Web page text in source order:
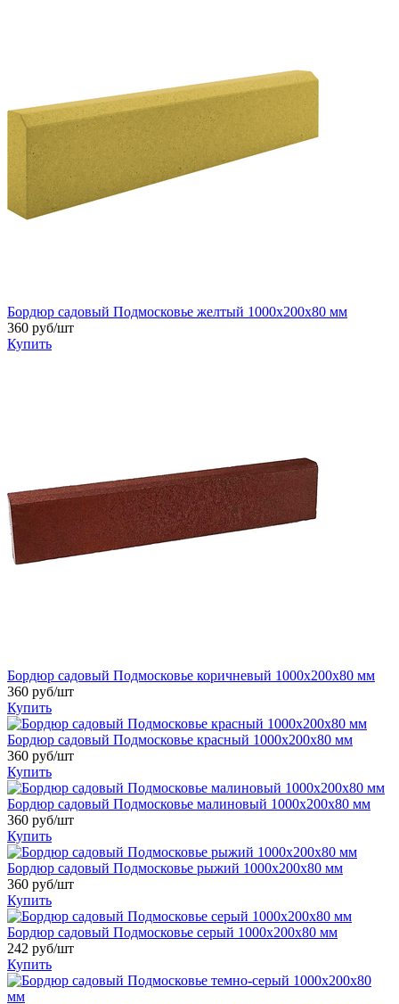
Бордюр садовый Подмосковье желтый 1000x200x80 мм
360 руб/шт
Купить
Бордюр садовый Подмосковье коричневый 1000x200x80 мм
360 руб/шт
Купить
Бордюр садовый Подмосковье красный 1000x200x80 мм
360 руб/шт
Купить
Бордюр садовый Подмосковье малиновый 1000x200x80 мм
360 руб/шт
Купить
Бордюр садовый Подмосковье рыжий 1000x200x80 мм
360 руб/шт
Купить
Бордюр садовый Подмосковье серый 1000x200x80 мм
242 руб/шт
Купить